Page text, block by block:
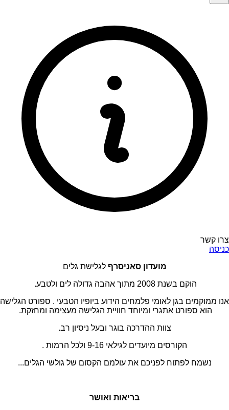
צרו קשר
כניסה
מועדון סאניסרף לגלישת גלים
הוקם בשנת 2008 מתוך אהבה גדולה לים ולטבע.
אנו ממוקמים בגן לאומי פלמחים הידוע ביופיו הטבעי . ספורט הגלישה
הוא ספורט אתגרי ומיוחד חוויית הגלישה מעצימה ומחזקת.
צוות ההדרכה בוגר ובעל ניסיון רב.
הקורסים מיועדים לגילאי 9-16 ולכל הרמות .
נשמח לפתוח לפניכם את עולמם הקסום של גולשי הגלים...
בריאות ואושר